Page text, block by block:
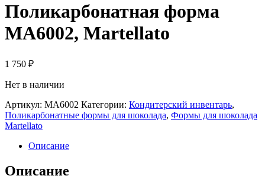
Поликарбонатная форма
МА6002, Martellato
1 750 ₽
Нет в наличии
Артикул: МА6002 Категории: Кондитерский инвентарь,
Поликарбонатные формы для шоколада, Формы для шоколада
Martellato
Описание
Описание